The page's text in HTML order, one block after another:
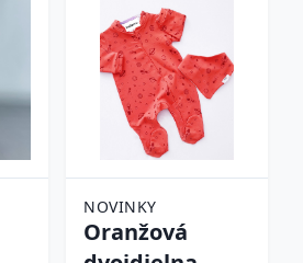
NOVINKY
Oranžová